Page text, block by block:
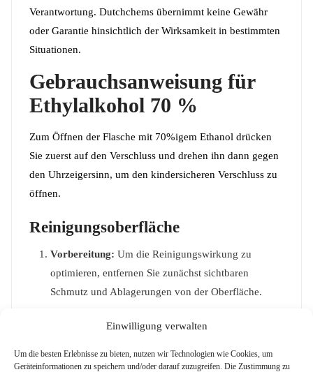
Einwilligung verwalten
Um die besten Erlebnisse zu bieten, nutzen wir Technologien wie Cookies, um
Geräteinformationen zu speichern und/oder darauf zuzugreifen. Die Zustimmung zu
Verantwortung. Dutchchems übernimmt keine Gewähr
oder Garantie hinsichtlich der Wirksamkeit in bestimmten
Situationen.
Gebrauchsanweisung für
Ethylalkohol 70 %
Zum Öffnen der Flasche mit 70%igem Ethanol drücken
Sie zuerst auf den Verschluss und drehen ihn dann gegen
den Uhrzeigersinn, um den kindersicheren Verschluss zu
öffnen.
Reinigungsoberfläche
Vorbereitung: Um die Reinigungswirkung zu
optimieren, entfernen Sie zunächst sichtbaren
Schmutz und Ablagerungen von der Oberfläche.
Sprühflasche auf.